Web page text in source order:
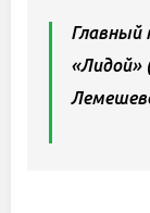
Главный
«Лидой»